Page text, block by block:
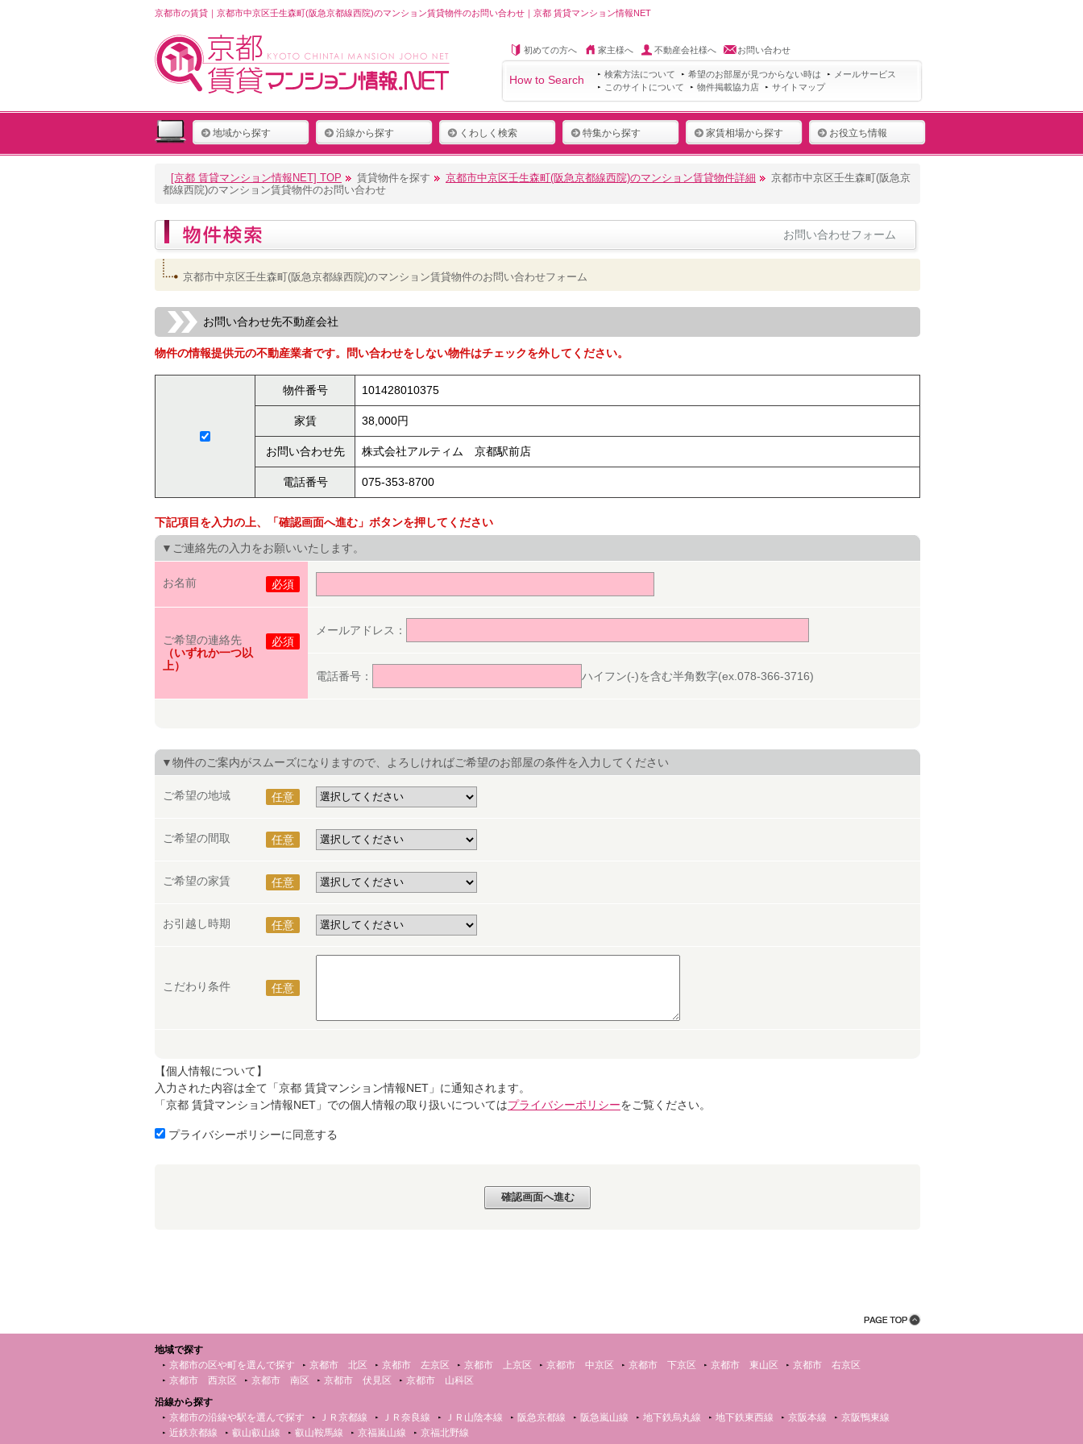
京都市の賃貸｜京都市中京区壬生森町(阪急京都線西院)のマンション賃貸物件のお問い合わせ｜京都 賃貸マンション情報NET
初めての方へ 家主様へ 不動産会社様へ お問い合わせ
How to Search 検索方法について 希望のお部屋が見つからない時は
メールサービス
このサイトについて
物件掲載協力店 サイトマップ
地域から探す 沿線から探す くわしく検索 特集から探す 家賃相場から探す お役立ち情報
[京都 賃貸マンション情報NET] TOP 賃貸物件を探す 京都市中京区壬生森町(阪急京都線西院)のマンション賃貸物件詳細
京都市中京区壬生森町(阪急京
都線西院)のマンション賃貸物件のお問い合わせ
お問い合わせフォーム
京都市中京区壬生森町(阪急京都線西院)のマンション賃貸物件のお問い合わせフォーム
お問い合わせ先不動産会社
物件の情報提供元の不動産業者です。問い合わせをしない物件はチェックを外してください。
物件番号 101428010375
家賃 38,000円
お問い合わせ先 株式会社アルティム 京都駅前店
電話番号 075-353-8700
下記項目を入力の上、「確認画面へ進む」ボタンを押してください
▼ご連絡先の入力をお願いいたします。
お名前 必須
ご希望の連絡先
必須
（いずれか一つ以
上）
メールアドレス：
電話番号： ハイフン(-)を含む半角数字(ex.078-366-3716)
▼物件のご案内がスムーズになりますので、よろしければご希望のお部屋の条件を入力してください
ご希望の地域 任意
ご希望の間取 任意
ご希望の家賃 任意
お引越し時期 任意
こだわり条件 任意
【個人情報について】
入力された内容は全て「京都 賃貸マンション情報NET」に通知されます。
「京都 賃貸マンション情報NET」での個人情報の取り扱いについてはプライバシーポリシーをご覧ください。
プライバシーポリシーに同意する
地域で探す
京都市の区や町を選んで探す
京都市 北区 京都市 左京区 京都市 上京区 京都市 中京区 京都市 下京区 京都市 東山区
京都市 右京区
京都市 西京区
京都市 南区 京都市 伏見区
京都市 山科区
沿線から探す
京都市の沿線や駅を選んで探す
ＪＲ京都線 ＪＲ奈良線 ＪＲ山陰本線 阪急京都線 阪急嵐山線 地下鉄烏丸線 地下鉄東西線 京阪本線
京阪鴨東線
近鉄京都線
叡山叡山線 叡山鞍馬線 京福嵐山線 京福北野線